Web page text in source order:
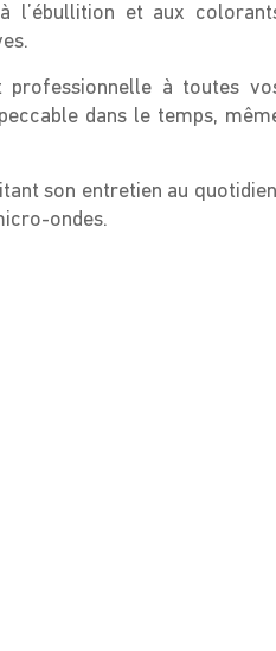
l’ébullition et aux
à toutes
dans le temps,
son entretien au
ondes.